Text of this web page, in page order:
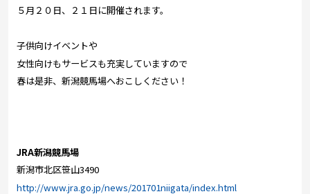
５月２０日、２１日に開催されます。
子供向けイベントや
女性向けもサービスも充実していますので
春は是非、新潟競馬場へおこしください！
JRA新潟競馬場
新潟市北区笹山3490
http://www.jra.go.jp/news/201701niigata/index.html